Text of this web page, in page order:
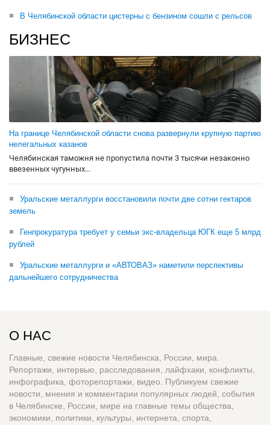
В Челябинской области цистерны с бензином сошли с рельсов
БИЗНЕС
На границе Челябинской области снова развернули крупную партию
нелегальных казанов
Челябинская таможня не пропустила почти 3 тысячи незаконно
ввезенных чугунных...
Уральские металлурги восстановили почти две сотни гектаров
земель
Генпрокуратура требует у семьи экс-владельца ЮГК еще 5 млрд
рублей
Уральские металлурги и «АВТОВАЗ» наметили перспективы
дальнейшего сотрудничества
О НАС
Главные, свежие новости Челябинска, России, мира.
Репортажи, интервью, расследования, лайфхаки, конфликты,
инфографика, фоторепортажи, видео. Публикуем свежие
новости, мнения и комментарии популярных людей, события
в Челябинске, России, мире на главные темы общества,
экономики, политики, культуры, интернета, спорта,